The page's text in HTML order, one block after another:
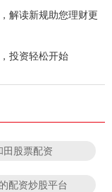
解读新规助您理财更
市，投资轻松开始
田股票配资
配资炒股平台